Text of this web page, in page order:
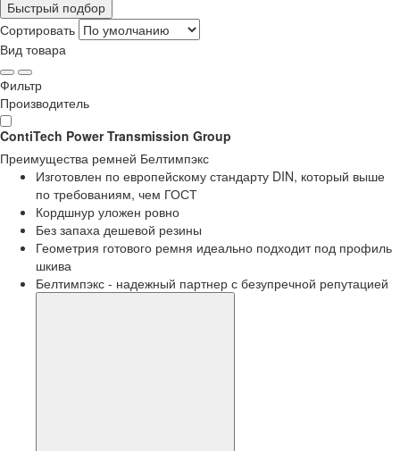
Быстрый подбор
Сортировать
Вид товара
Фильтр
Производитель
ContiTech Power Transmission Group
Преимущества ремней Белтимпэкс
Изготовлен по европейскому стандарту DIN, который выше
по требованиям, чем ГОСТ
Кордшнур уложен ровно
Без запаха дешевой резины
Геометрия готового ремня идеально подходит под профиль
шкива
Белтимпэкс - надежный партнер с безупречной репутацией